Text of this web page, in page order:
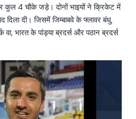
कुल 4 चौके जड़े। दोनों भाइयों ने क्रिकेट में
दिला दी। जिसमें जिम्बाबवे के फ्लावर बंधु,
वा, भारत के पांड्या ब्रदर्स और पठान ब्रदर्स